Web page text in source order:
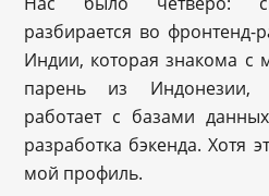
разбирается во фронтенд-
Индии, которая знакома
парень из Индонезии,
работает с базами
разработка бэкенда. Хотя
мой профиль.